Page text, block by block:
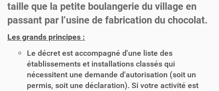
taille que la petite boulangerie du village en
passant par l’usine de fabrication du chocolat.
Les grands principes :
Le décret est accompagné d'une liste des
établissements et installations classés qui
nécessitent une demande d'autorisation (soit un
permis, soit une déclaration). Si votre activité est